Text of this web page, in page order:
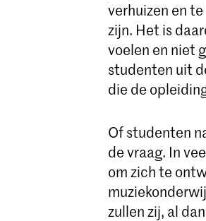
verhuizen en
zijn. Het is
voelen en niet
studenten uit
die de
Of studenten
de vraag. In
om zich te
zullen zij, al